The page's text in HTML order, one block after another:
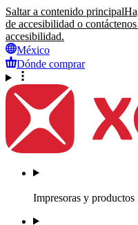
Saltar a contenido principal
de accesibilidad o
accesibilidad.
México
Dónde comprar
Impresoras y productos